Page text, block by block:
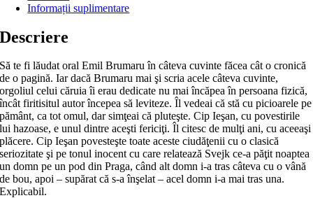
Informații suplimentare
Descriere
Să te fi lăudat oral Emil Brumaru în câteva cuvinte făcea cât o cronică
de o pagină. Iar dacă Brumaru mai şi scria acele câteva cuvinte,
orgoliul celui căruia îi erau dedicate nu mai încăpea în persoana fizică,
încât firitisitul autor începea să leviteze. Îl vedeai că stă cu picioarele pe
pământ, ca tot omul, dar simţeai că pluteşte. Cip Ieşan, cu povestirile
lui hazoase, e unul dintre aceşti fericiţi. Îl citesc de mulţi ani, cu aceeaşi
plăcere. Cip Ieşan povesteşte toate aceste ciudăţenii cu o clasică
seriozitate şi pe tonul inocent cu care relatează Svejk ce-a păţit noaptea
un domn pe un pod din Praga, când alt domn i-a tras câteva cu o vână
de bou, apoi – supărat că s-a înşelat – acel domn i-a mai tras una.
Explicabil.